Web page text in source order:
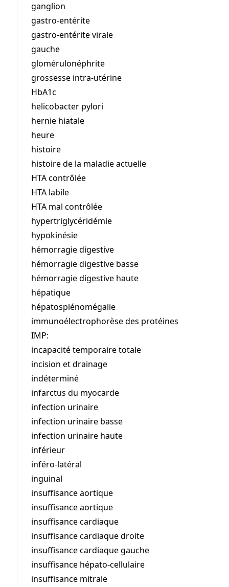
ganglion
gastro-entérite
gastro-entérite virale
gauche
glomérulonéphrite
grossesse intra-utérine
HbA1c
helicobacter pylori
hernie hiatale
heure
histoire
histoire de la maladie actuelle
HTA contrôlée
HTA labile
HTA mal contrôlée
hypertriglycéridémie
hypokinésie
hémorragie digestive
hémorragie digestive basse
hémorragie digestive haute
hépatique
hépatosplénomégalie
immunoélectrophorèse des protéines
IMP:
incapacité temporaire totale
incision et drainage
indéterminé
infarctus du myocarde
infection urinaire
infection urinaire basse
infection urinaire haute
inférieur
inféro-latéral
inguinal
insuffisance aortique
insuffisance aortique
insuffisance cardiaque
insuffisance cardiaque droite
insuffisance cardiaque gauche
insuffisance hépato-cellulaire
insuffisance mitrale